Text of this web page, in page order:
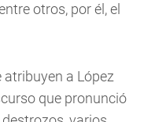
otros, por él, el
atribuyen a López
que pronunció